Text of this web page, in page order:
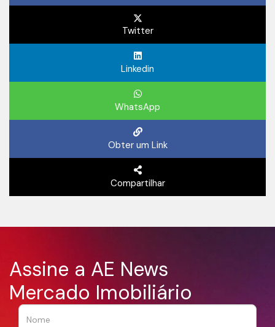
Twitter
Linkedin
WhatsApp
Obter um Link
Compartilhar
Assine a AE News
Mercado Imobiliário